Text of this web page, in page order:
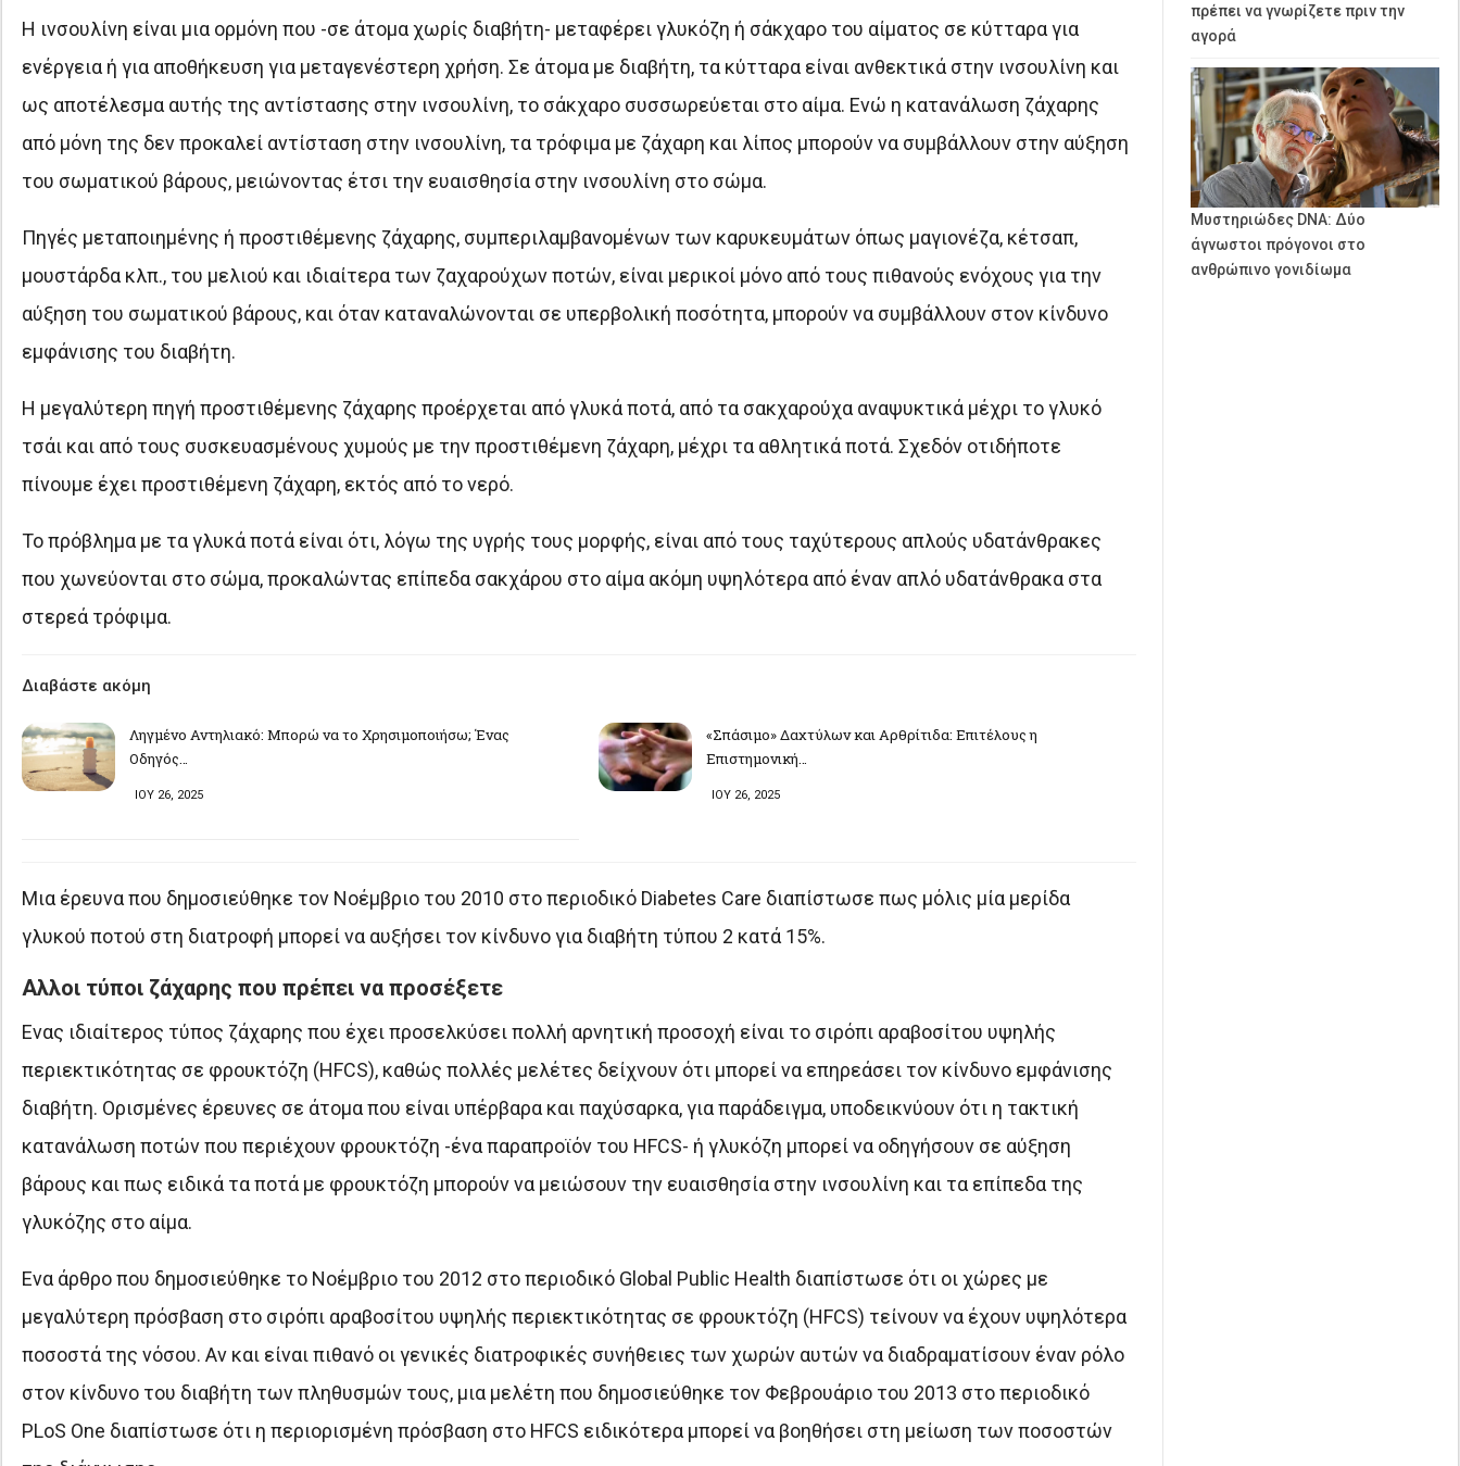
Η ινσουλίνη είναι μια ορμόνη που -σε άτομα χωρίς διαβήτη- μεταφέρει γλυκόζη ή σάκχαρο του αίματος σε κύτταρα για
ενέργεια ή για αποθήκευση για μεταγενέστερη χρήση. Σε άτομα με διαβήτη, τα κύτταρα είναι ανθεκτικά στην ινσουλίνη και
ως αποτέλεσμα αυτής της αντίστασης στην ινσουλίνη, το σάκχαρο συσσωρεύεται στο αίμα. Ενώ η κατανάλωση ζάχαρης
από μόνη της δεν προκαλεί αντίσταση στην ινσουλίνη, τα τρόφιμα με ζάχαρη και λίπος μπορούν να συμβάλλουν στην αύξηση
του σωματικού βάρους, μειώνοντας έτσι την ευαισθησία στην ινσουλίνη στο σώμα.
Πηγές μεταποιημένης ή προστιθέμενης ζάχαρης, συμπεριλαμβανομένων των καρυκευμάτων όπως μαγιονέζα, κέτσαπ,
μουστάρδα κλπ., του μελιού και ιδιαίτερα των ζαχαρούχων ποτών, είναι μερικοί μόνο από τους πιθανούς ενόχους για την
αύξηση του σωματικού βάρους, και όταν καταναλώνονται σε υπερβολική ποσότητα, μπορούν να συμβάλλουν στον κίνδυνο
εμφάνισης του διαβήτη.
Η μεγαλύτερη πηγή προστιθέμενης ζάχαρης προέρχεται από γλυκά ποτά, από τα σακχαρούχα αναψυκτικά μέχρι το γλυκό
τσάι και από τους συσκευασμένους χυμούς με την προστιθέμενη ζάχαρη, μέχρι τα αθλητικά ποτά. Σχεδόν οτιδήποτε
πίνουμε έχει προστιθέμενη ζάχαρη, εκτός από το νερό.
Το πρόβλημα με τα γλυκά ποτά είναι ότι, λόγω της υγρής τους μορφής, είναι από τους ταχύτερους απλούς υδατάνθρακες
που χωνεύονται στο σώμα, προκαλώντας επίπεδα σακχάρου στο αίμα ακόμη υψηλότερα από έναν απλό υδατάνθρακα στα
στερεά τρόφιμα.
Διαβάστε ακόμη
Ληγμένο Αντηλιακό: Μπορώ να το Χρησιμοποιήσω; Ένας
Οδηγός…
ΙΟΥ 26, 2025
«Σπάσιμο» Δαχτύλων και Αρθρίτιδα: Επιτέλους η
Επιστημονική…
ΙΟΥ 26, 2025
Μια έρευνα που δημοσιεύθηκε τον Νοέμβριο του 2010 στο περιοδικό Diabetes Care διαπίστωσε πως μόλις μία μερίδα
γλυκού ποτού στη διατροφή μπορεί να αυξήσει τον κίνδυνο για διαβήτη τύπου 2 κατά 15%.
Αλλοι τύποι ζάχαρης που πρέπει να προσέξετε
Ενας ιδιαίτερος τύπος ζάχαρης που έχει προσελκύσει πολλή αρνητική προσοχή είναι το σιρόπι αραβοσίτου υψηλής
περιεκτικότητας σε φρουκτόζη (HFCS), καθώς πολλές μελέτες δείχνουν ότι μπορεί να επηρεάσει τον κίνδυνο εμφάνισης
διαβήτη. Ορισμένες έρευνες σε άτομα που είναι υπέρβαρα και παχύσαρκα, για παράδειγμα, υποδεικνύουν ότι η τακτική
κατανάλωση ποτών που περιέχουν φρουκτόζη -ένα παραπροϊόν του HFCS- ή γλυκόζη μπορεί να οδηγήσουν σε αύξηση
βάρους και πως ειδικά τα ποτά με φρουκτόζη μπορούν να μειώσουν την ευαισθησία στην ινσουλίνη και τα επίπεδα της
γλυκόζης στο αίμα.
Ενα άρθρο που δημοσιεύθηκε το Νοέμβριο του 2012 στο περιοδικό Global Public Health διαπίστωσε ότι οι χώρες με
μεγαλύτερη πρόσβαση στο σιρόπι αραβοσίτου υψηλής περιεκτικότητας σε φρουκτόζη (HFCS) τείνουν να έχουν υψηλότερα
ποσοστά της νόσου. Αν και είναι πιθανό οι γενικές διατροφικές συνήθειες των χωρών αυτών να διαδραματίσουν έναν ρόλο
στον κίνδυνο του διαβήτη των πληθυσμών τους, μια μελέτη που δημοσιεύθηκε τον Φεβρουάριο του 2013 στο περιοδικό
PLoS One διαπίστωσε ότι η περιορισμένη πρόσβαση στο HFCS ειδικότερα μπορεί να βοηθήσει στη μείωση των ποσοστών
πρέπει να γνωρίζετε πριν την
αγορά
Μυστηριώδες DNA: Δύο
άγνωστοι πρόγονοι στο
ανθρώπινο γονιδίωμα